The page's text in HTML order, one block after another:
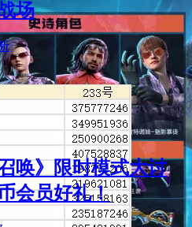
场
唤》限时模式大讨
会员好礼！